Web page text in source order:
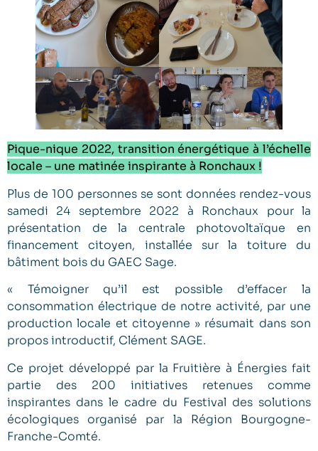
Pique-nique 2022, transition énergétique à l’échelle
locale – une matinée inspirante à Ronchaux !
Plus de 100 personnes se sont données rendez-vous
samedi 24 septembre 2022 à Ronchaux pour la
présentation de la centrale photovoltaïque en
financement citoyen, installée sur la toiture du
bâtiment bois du GAEC Sage.
« Témoigner qu’il est possible d’effacer la
consommation électrique de notre activité, par une
production locale et citoyenne » résumait dans son
propos introductif, Clément SAGE.
Ce projet développé par la Fruitière à Énergies fait
partie des 200 initiatives retenues comme
inspirantes dans le cadre du Festival des solutions
écologiques organisé par la Région Bourgogne-
Franche-Comté.